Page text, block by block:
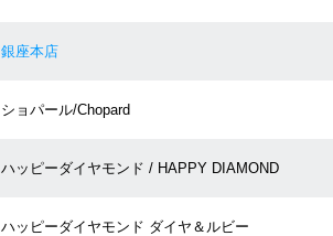
銀座本店
ショパール/Chopard
ハッピーダイヤモンド / HAPPY DIAMOND
ハッピーダイヤモンド ダイヤ＆ルビー